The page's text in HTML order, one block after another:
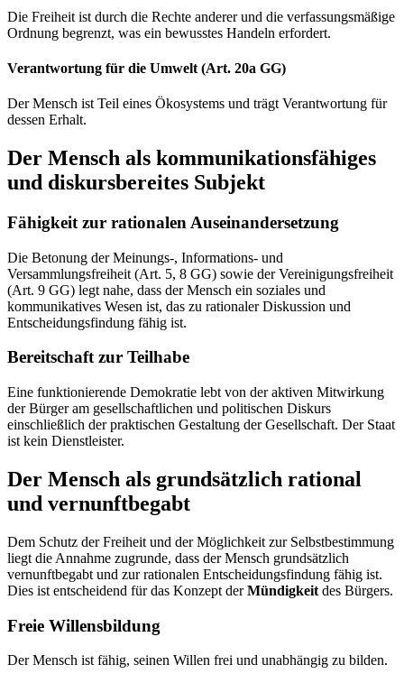
Die Freiheit ist durch die Rechte anderer und die verfassungsmäßige
Ordnung begrenzt, was ein bewusstes Handeln erfordert.
Verantwortung für die Umwelt (Art. 20a GG)
Der Mensch ist Teil eines Ökosystems und trägt Verantwortung für
dessen Erhalt.
Der Mensch als kommunikationsfähiges
und diskursbereites Subjekt
Fähigkeit zur rationalen Auseinandersetzung
Die Betonung der Meinungs-, Informations- und
Versammlungsfreiheit (Art. 5, 8 GG) sowie der Vereinigungsfreiheit
(Art. 9 GG) legt nahe, dass der Mensch ein soziales und
kommunikatives Wesen ist, das zu rationaler Diskussion und
Entscheidungsfindung fähig ist.
Bereitschaft zur Teilhabe
Eine funktionierende Demokratie lebt von der aktiven Mitwirkung
der Bürger am gesellschaftlichen und politischen Diskurs
einschließlich der praktischen Gestaltung der Gesellschaft. Der Staat
ist kein Dienstleister.
Der Mensch als grundsätzlich rational
und vernunftbegabt
Dem Schutz der Freiheit und der Möglichkeit zur Selbstbestimmung
liegt die Annahme zugrunde, dass der Mensch grundsätzlich
vernunftbegabt und zur rationalen Entscheidungsfindung fähig ist.
Dies ist entscheidend für das Konzept derMündigkeit des Bürgers.
Freie Willensbildung
Der Mensch ist fähig, seinen Willen frei und unabhängig zu bilden.